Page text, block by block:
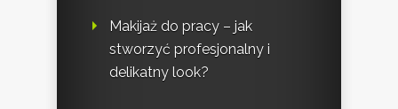
Makijaż do pracy – jak
stworzyć profesjonalny i
delikatny look?